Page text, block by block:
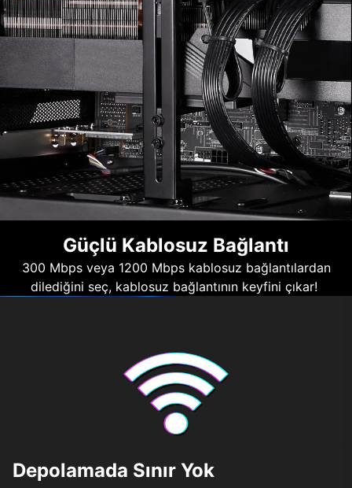
Güçlü Kablosuz Bağlantı
300 Mbps veya 1200 Mbps kablosuz bağlantılardan
dilediğini seç, kablosuz bağlantının keyfini çıkar!
Depolamada Sınır Yok